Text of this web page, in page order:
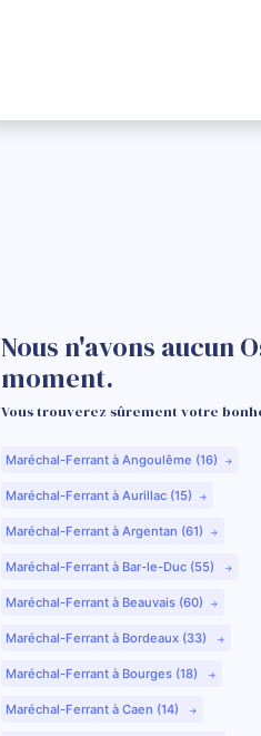
Nous n'avons aucun
moment.
Vous trouverez sûrement votre
Maréchal-Ferrant à Angoulême (16)
Maréchal-Ferrant à Aurillac (15)
Maréchal-Ferrant à Argentan (61)
Maréchal-Ferrant à Bar-le-Duc (55)
Maréchal-Ferrant à Beauvais (60)
Maréchal-Ferrant à Bordeaux (33)
Maréchal-Ferrant à Bourges (18)
Maréchal-Ferrant à Caen (14)